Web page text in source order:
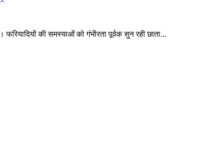
की समस्याओं को गंभीरता पूर्वक सुन रही छाता...